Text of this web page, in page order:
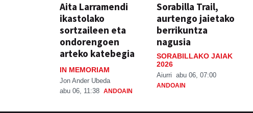
Aita Larramendi
ikastolako
sortzaileen eta
ondorengoen
arteko katebegia
IN MEMORIAM
Jon Ander Ubeda
abu 06, 11:38 ANDOAIN
Sorabilla Trail,
aurtengo jaietako
berrikuntza
nagusia
SORABILLAKO JAIAK
2026
Aiurri abu 06, 07:00
ANDOAIN